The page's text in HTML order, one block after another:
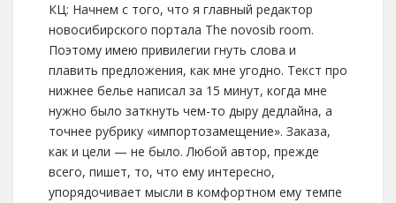
КЦ: Начнем с того, что я главный редактор
новосибирского портала The novosib room.
Поэтому имею привилегии гнуть слова и
плавить предложения, как мне угодно. Текст про
нижнее белье написал за 15 минут, когда мне
нужно было заткнуть чем-то дыру дедлайна, а
точнее рубрику «импортозамещение». Заказа,
как и цели — не было. Любой автор, прежде
всего, пишет, то, что ему интересно,
упорядочивает мысли в комфортном ему темпе